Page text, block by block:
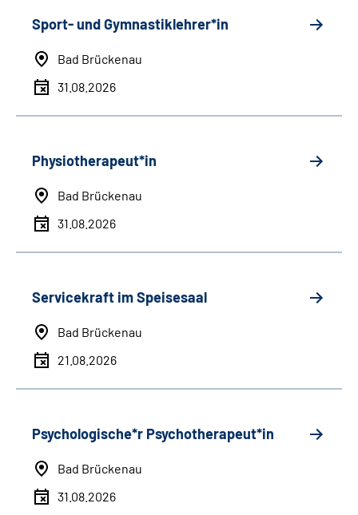
Sport- und Gymnastiklehrer*in
Bad Brückenau
31.08.2026
Physiotherapeut*in
Bad Brückenau
31.08.2026
Servicekraft im Speisesaal
Bad Brückenau
21.08.2026
Psychologische*r Psychotherapeut*in
Bad Brückenau
31.08.2026